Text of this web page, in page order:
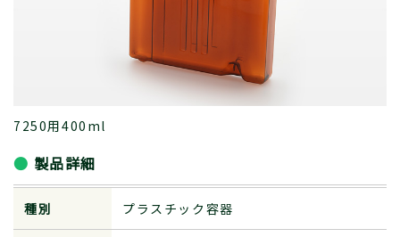
7250用400ml
製品詳細
種別 プラスチック容器